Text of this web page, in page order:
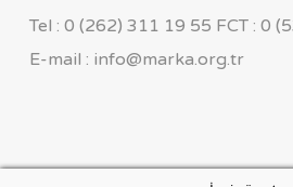
Tel : 0 (262) 311 19 55 FCT : 0
E-mail : info@marka.org.tr